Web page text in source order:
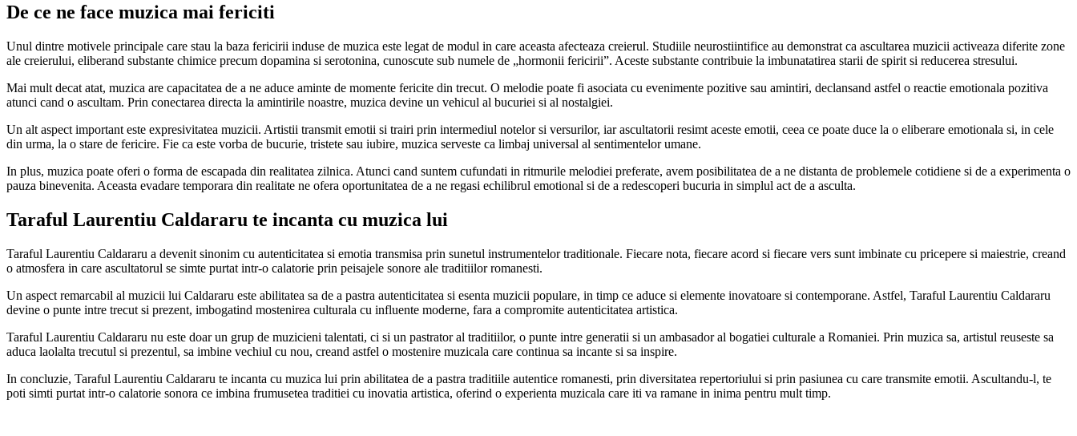
De ce ne face muzica mai fericiti
Unul dintre motivele principale care stau la baza fericirii induse de muzica este legat de modul in care aceasta afecteaza creierul. Studiile neurostiintifice au demonstrat ca ascultarea muzicii activeaza diferite zone
ale creierului, eliberand substante chimice precum dopamina si serotonina, cunoscute sub numele de „hormonii fericirii”. Aceste substante contribuie la imbunatatirea starii de spirit si reducerea stresului.
Mai mult decat atat, muzica are capacitatea de a ne aduce aminte de momente fericite din trecut. O melodie poate fi asociata cu evenimente pozitive sau amintiri, declansand astfel o reactie emotionala pozitiva
atunci cand o ascultam. Prin conectarea directa la amintirile noastre, muzica devine un vehicul al bucuriei si al nostalgiei.
Un alt aspect important este expresivitatea muzicii. Artistii transmit emotii si trairi prin intermediul notelor si versurilor, iar ascultatorii resimt aceste emotii, ceea ce poate duce la o eliberare emotionala si, in cele
din urma, la o stare de fericire. Fie ca este vorba de bucurie, tristete sau iubire, muzica serveste ca limbaj universal al sentimentelor umane.
In plus, muzica poate oferi o forma de escapada din realitatea zilnica. Atunci cand suntem cufundati in ritmurile melodiei preferate, avem posibilitatea de a ne distanta de problemele cotidiene si de a experimenta o
pauza binevenita. Aceasta evadare temporara din realitate ne ofera oportunitatea de a ne regasi echilibrul emotional si de a redescoperi bucuria in simplul act de a asculta.
Taraful Laurentiu Caldararu te incanta cu muzica lui
Taraful Laurentiu Caldararu a devenit sinonim cu autenticitatea si emotia transmisa prin sunetul instrumentelor traditionale. Fiecare nota, fiecare acord si fiecare vers sunt imbinate cu pricepere si maiestrie, creand
o atmosfera in care ascultatorul se simte purtat intr-o calatorie prin peisajele sonore ale traditiilor romanesti.
Un aspect remarcabil al muzicii lui Caldararu este abilitatea sa de a pastra autenticitatea si esenta muzicii populare, in timp ce aduce si elemente inovatoare si contemporane. Astfel, Taraful Laurentiu Caldararu
devine o punte intre trecut si prezent, imbogatind mostenirea culturala cu influente moderne, fara a compromite autenticitatea artistica.
Taraful Laurentiu Caldararu nu este doar un grup de muzicieni talentati, ci si un pastrator al traditiilor, o punte intre generatii si un ambasador al bogatiei culturale a Romaniei. Prin muzica sa, artistul reuseste sa
aduca laolalta trecutul si prezentul, sa imbine vechiul cu nou, creand astfel o mostenire muzicala care continua sa incante si sa inspire.
In concluzie, Taraful Laurentiu Caldararu te incanta cu muzica lui prin abilitatea de a pastra traditiile autentice romanesti, prin diversitatea repertoriului si prin pasiunea cu care transmite emotii. Ascultandu-l, te
poti simti purtat intr-o calatorie sonora ce imbina frumusetea traditiei cu inovatia artistica, oferind o experienta muzicala care iti va ramane in inima pentru mult timp.